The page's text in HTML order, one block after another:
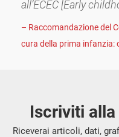
all’ECEC [Early
– Raccomandazione del
cura della prima infanzia:
Iscriviti alla
Riceverai articoli, dati,